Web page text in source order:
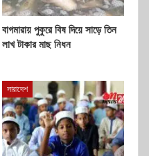
বাগমারায় পুকুরে বিষ দিয়ে সাড়ে তিন
লাখ টাকার মাছ নিধন
সারাদেশ